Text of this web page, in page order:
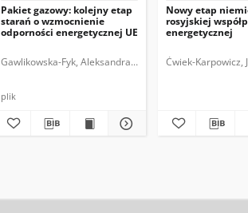
Pakiet gazowy: kolejny etap
starań o wzmocnienie
odporności energetycznej UE
Gawlikowska-Fyk, Aleksandra. Gruszczyński, Witold.
plik
Nowy etap
rosyjskiej
energetycznej
Ćwiek-Karpowicz,